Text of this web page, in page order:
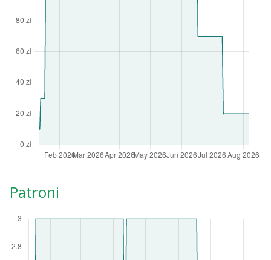
Patroni